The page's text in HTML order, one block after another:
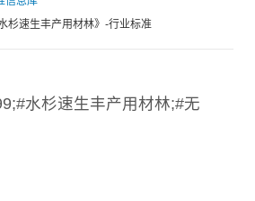
杉速生丰产用材林》-行业标准
水杉速生丰产用材林;#无